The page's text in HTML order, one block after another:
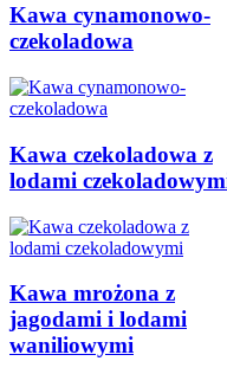
Kawa cynamonowo-
czekoladowa
Kawa czekoladowa z
lodami
Kawa mrożona z
jagodami i lodami
waniliowymi